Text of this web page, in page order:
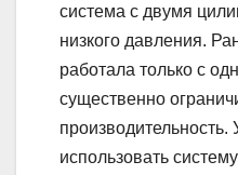
система с двумя
низкого давления.
работала только с
существенно
использовать